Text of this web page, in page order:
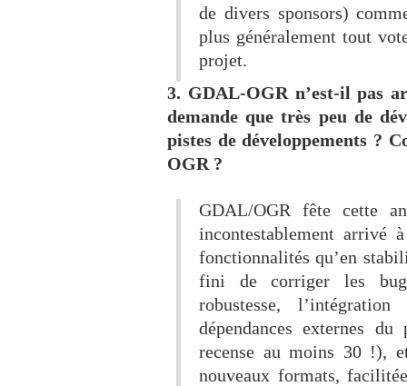
de divers sponsors)
plus généralement tout
projet.
3. GDAL-OGR n’est-il pas
demande que très peu de
pistes de développements ?
OGR ?
GDAL/OGR fête cette
incontestablement arrivé
fonctionnalités qu’en
fini de corriger les
robustesse,
dépendances externes
recense au moins 30 !),
nouveaux formats,